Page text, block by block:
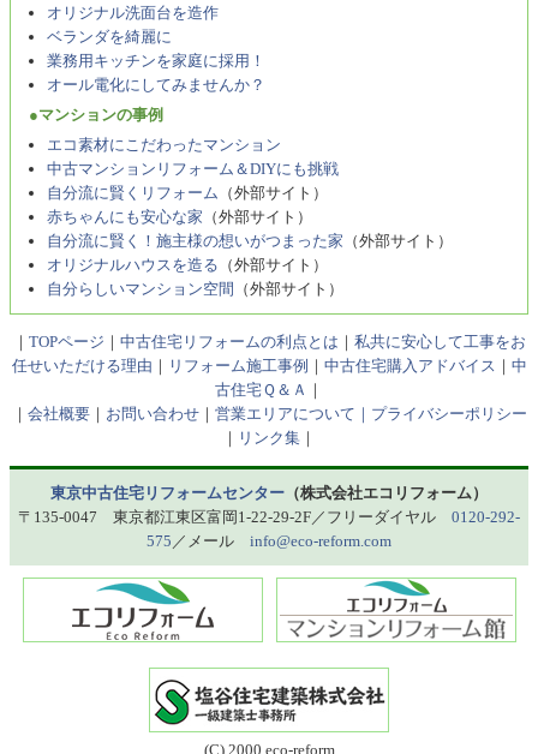
オリジナル洗面台を造作
ベランダを綺麗に
業務用キッチンを家庭に採用！
オール電化にしてみませんか？
●マンションの事例
エコ素材にこだわったマンション
中古マンションリフォーム＆DIYにも挑戦
自分流に賢くリフォーム （外部サイト）
赤ちゃんにも安心な家 （外部サイト）
自分流に賢く！施主様の想いがつまった家 （外部サイト）
オリジナルハウスを造る （外部サイト）
自分らしいマンション空間 （外部サイト）
｜ TOPページ ｜ 中古住宅リフォームの利点とは ｜ 私共に安心して工事をお
任せいただける理由 ｜ リフォーム施工事例 ｜ 中古住宅購入アドバイス ｜ 中
古住宅Ｑ＆Ａ ｜
｜ 会社概要｜ お問い合わせ｜ 営業エリアについて｜ プライバシーポリシー
｜ リンク集 ｜
東京中古住宅リフォームセンター （株式会社エコリフォーム）
〒135-0047 東京都江東区富岡1-22-29-2F／フリーダイヤル 0120-292-
575 ／メール info@eco-reform.com
(C) 2000 eco-reform